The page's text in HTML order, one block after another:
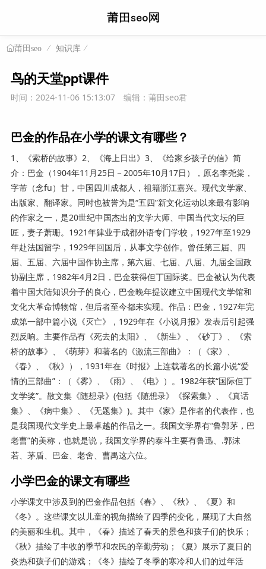
莆田seo 知识库
鸟的天堂ppt课件
时间：2024-11-06 15:13:07 编辑：莆田seo君
巴金的作品在小学的课文有哪些？
1、《索桥的故事》2、《海上日出》3、《给家乡孩子的信》简
介：巴金（1904年11月25日－2005年10月17日），原名李尧棠，
字芾（念fu）甘，中国四川成都人，祖籍浙江嘉兴。现代文学家、
出版家、翻译家。同时也被誉为是“五四”新文化运动以来最有影响
的作家之一，是20世纪中国杰出的文学大师、中国当代文坛的巨
匠，妻子萧珊。1921年肄业于成都外语专门学校，1927年至1929
年赴法国留学，1929年回国后，从事文学创作。曾任第三届、四
届、五届、六届中国作协主席，第六届、七届、八届、九届全国政
协副主席，1982年4月2日，巴金获得但丁国际奖。巴金被认为代表
着中国大陆知识分子的良心，巴金晚年提议建立中国现代文学馆和
文化大革命博物馆，但后者至今都未实现。作品：巴金，1927年完
成第一部中篇小说《灭亡》，1929年在《小说月报》发表后引起强
烈反响。主要作品有《死去的太阳》、《新生》、《砂丁》、《索
桥的故事》、《萌芽》和著名的《激流三部曲》：（《家》、
《春》、《秋》），1931年在《时报》上连载著名的长篇小说“爱
情的三部曲”：（《雾》、《雨》、《电》）。1982年获“国际但丁
文学奖”。散文集《随想录》(包括《随想录》《探索集》、《真话
集》、《病中集》、《无题集》)。其中《家》是作者的代表作，也
是我国现代文学史上最卓越的作品之一。我国文学界有“鲁郭茅，巴
老曹”的美称，也就是说，我国文学界的泰斗主要有鲁迅、.郭沫
若、茅盾、巴金、老舍、曹禺这六位。
小学巴金的课文有哪些
小学课文中涉及到的巴金作品包括《春》、《秋》、《夏》和
《冬》。这些课文以儿童的视角描绘了四季的变化，展现了大自然
的美丽和生机。其中，《春》描述了春天的景色和孩子们的快乐；
《秋》描绘了丰收的季节和农民的辛勤劳动；《夏》展示了夏日的
炎热和孩子们的游戏；《冬》描绘了冬季的寒冷和人们的过年活